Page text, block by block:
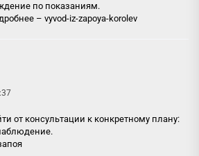
по показаниям.
– vyvod-iz-zapoya-korolev
от консультации к конкретному плану: